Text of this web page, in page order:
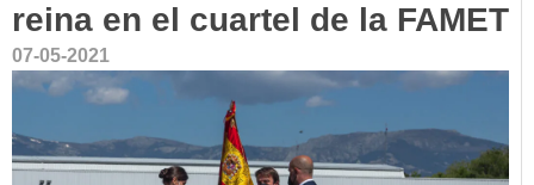
reina en el cuartel de la FAMET
07-05-2021